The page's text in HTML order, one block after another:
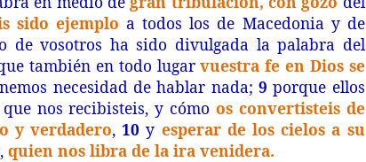
sido ejemplo a todos los de Macedonia y de
de vosotros ha sido divulgada la palabra del
también en todo lugarvuestra fe en Dios se
necesidad de hablar nada; 9 porque ellos
nos recibisteis, y cómo os convertisteis de
y verdadero,10 y esperar de los cielos a su
quien nos libra de la ira venidera.